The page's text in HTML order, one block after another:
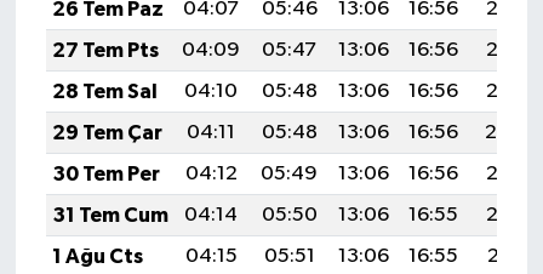
26 Tem Paz
04:07 05:46 13:06 16:56
20:16
27 Tem Pts
04:09 05:47 13:06 16:56
20:15
28 Tem Sal
04:10 05:48 13:06 16:56
20:15
29 Tem Çar
04:11 05:48 13:06 16:56
20:14
30 Tem Per
04:12 05:49 13:06 16:56
20:13
31 Tem Cum
04:14 05:50 13:06 16:55
20:12
1 Ağu Cts
04:15 05:51 13:06 16:55
20:11